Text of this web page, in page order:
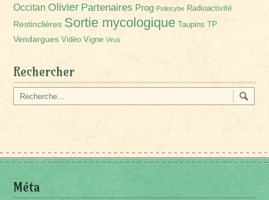
Occitan Olivier Partenaires Prog Psilocybe Radioactivité
Restinclières Sortie mycologique Taupins TP
Vendargues Vidéo Vigne Virus
Rechercher
Méta